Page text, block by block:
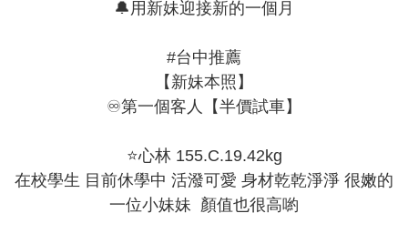
🔔用新妹迎接新的一個月
#台中推薦
【新妹本照】
♾第一個客人【半價試車】
⭐心林 155.C.19.42kg
在校學生 目前休學中 活潑可愛 身材乾乾淨淨 很嫩的
一位小妹妹 顏值也很高喲